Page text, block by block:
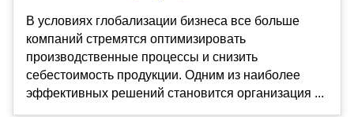
В условиях глобализации бизнеса все больше
компаний стремятся оптимизировать
производственные процессы и снизить
себестоимость продукции. Одним из наиболее
эффективных решений становится организация ...